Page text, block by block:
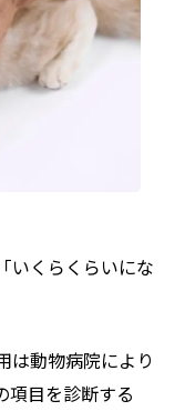
いくらくらいにな
は動物病院により
項目を診断する